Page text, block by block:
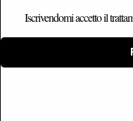
Catalogo
Contatti
Iscrivendomi accetto il